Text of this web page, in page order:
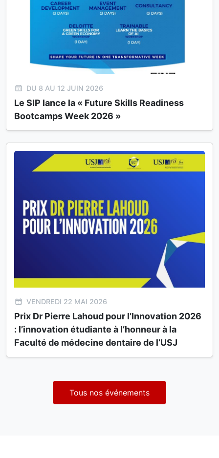
DU 8 AU 12 JUIN 2026
Le SIP lance la « Future Skills Readiness
Bootcamps Week 2026 »
VENDREDI 22 MAI 2026
Prix Dr Pierre Lahoud pour l’Innovation 2026
: l’innovation étudiante à l’honneur à la
Faculté de médecine dentaire de l’USJ
Tous nos événements